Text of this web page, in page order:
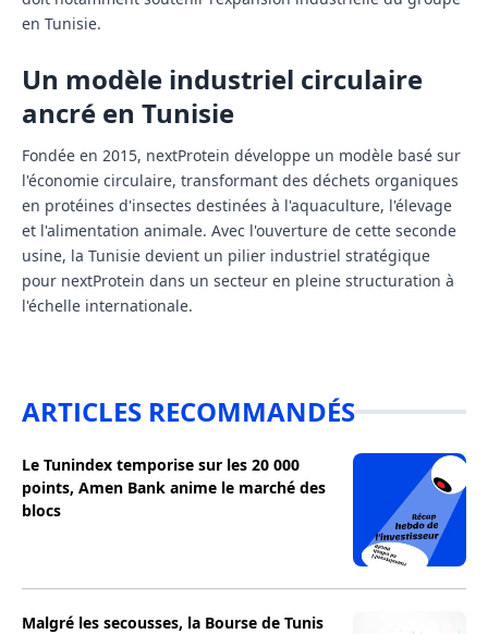
en Tunisie.
Un modèle industriel circulaire
ancré en Tunisie
Fondée en 2015, nextProtein développe un modèle basé sur
l'économie circulaire, transformant des déchets organiques
en protéines d'insectes destinées à l'aquaculture, l'élevage
et l'alimentation animale. Avec l'ouverture de cette seconde
usine, la Tunisie devient un pilier industriel stratégique
pour nextProtein dans un secteur en pleine structuration à
l'échelle internationale.
ARTICLES RECOMMANDÉS
Le Tunindex temporise sur les 20 000
points, Amen Bank anime le marché des
blocs
Malgré les secousses, la Bourse de Tunis